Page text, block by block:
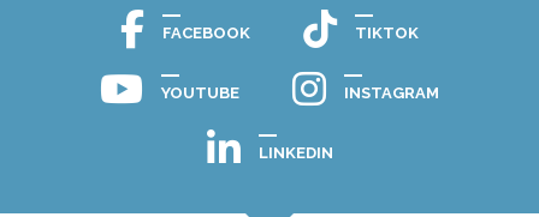
FACEBOOK TIKTOK
YOUTUBE INSTAGRAM
LINKEDIN